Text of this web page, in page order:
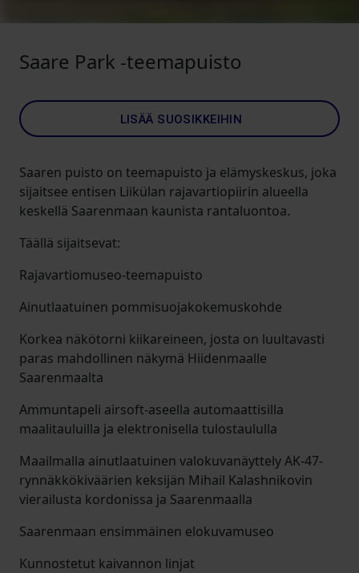
Saare Park -teemapuisto
LISÄÄ SUOSIKKEIHIN
Saaren puisto on teemapuisto ja elämyskeskus, joka
sijaitsee entisen Liikülan rajavartiopiirin alueella
keskellä Saarenmaan kaunista rantaluontoa.
Täällä sijaitsevat:
Rajavartiomuseo-teemapuisto
Ainutlaatuinen pommisuojakokemuskohde
Korkea näkötorni kiikareineen, josta on luultavasti
paras mahdollinen näkymä Hiidenmaalle
Saarenmaalta
Ammuntapeli airsoft-aseella automaattisilla
maalitauluilla ja elektronisella tulostaululla
Maailmalla ainutlaatuinen valokuvanäyttely AK-47-
rynnäkkökiväärien keksijän Mihail Kalashnikovin
vierailusta kordonissa ja Saarenmaalla
Saarenmaan ensimmäinen elokuvamuseo
Kunnostetut kaivannon linjat